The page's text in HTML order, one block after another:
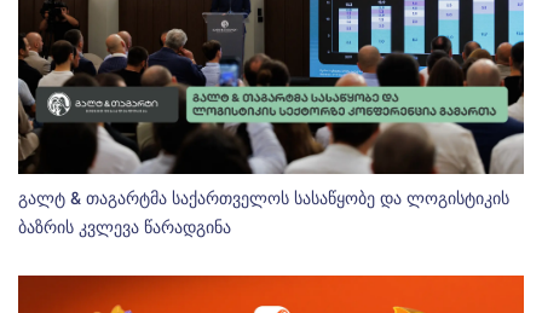
გალტ & თაგარტმა საქართველოს სასაწყობე და ლოგისტიკის
ბაზრის კვლევა წარადგინა